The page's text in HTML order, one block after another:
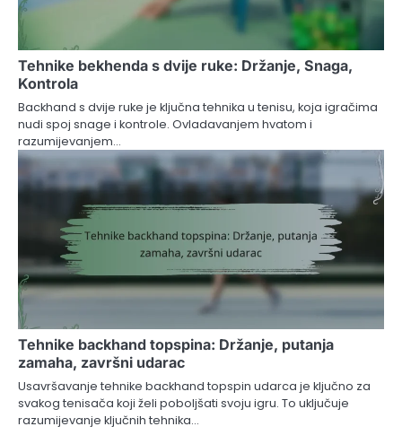
Tehnike bekhenda s dvije ruke: Držanje, Snaga,
Kontrola
Backhand s dvije ruke je ključna tehnika u tenisu, koja igračima
nudi spoj snage i kontrole. Ovladavanjem hvatom i
razumijevanjem…
Tehnike backhand topspina: Držanje, putanja
zamaha, završni udarac
Usavršavanje tehnike backhand topspin udarca je ključno za
svakog tenisača koji želi poboljšati svoju igru. To uključuje
razumijevanje ključnih tehnika…